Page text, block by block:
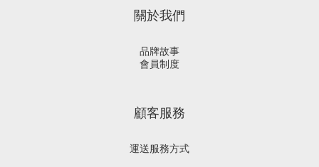
關於我們
品牌故事
會員制度
顧客服務
運送服務方式